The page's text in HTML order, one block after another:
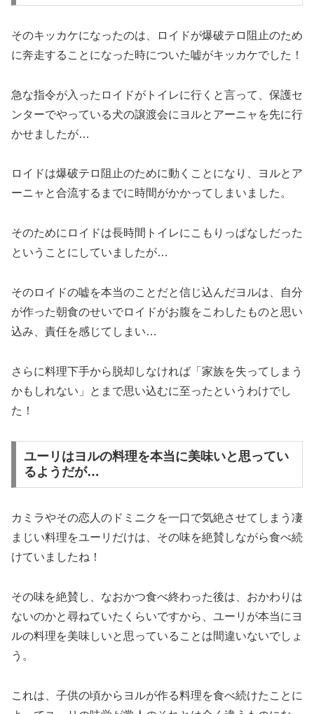
そのキッカケになったのは、ロイドが爆破テロ阻止のため
に奔走することになった時についた嘘がキッカケでした！
急な指令が入ったロイドがトイレに行くと言って、保護セ
ンターでやっている犬の譲渡会にヨルとアーニャを先に行
かせましたが…
ロイドは爆破テロ阻止のために動くことになり、ヨルとア
ーニャと合流するまでに時間がかかってしまいました。
そのためにロイドは長時間トイレにこもりっぱなしだった
ということにしていましたが…
そのロイドの嘘を本当のことだと信じ込んだヨルは、自分
が作った朝食のせいでロイドがお腹をこわしたものと思い
込み、責任を感じてしまい…
さらに料理下手から脱却しなければ「家族を失ってしまう
かもしれない」とまで思い込むに至ったというわけでし
た！
ユーリはヨルの料理を本当に美味いと思ってい
るようだが…
カミラやその恋人のドミニクを一口で気絶させてしまう凄
まじい料理をユーリだけは、その味を絶賛しながら食べ続
けていましたね！
その味を絶賛し、なおかつ食べ終わった後は、おかわりは
ないのかと尋ねていたくらいですから、ユーリが本当にヨ
ルの料理を美味しいと思っていることは間違いないでしょ
う。
これは、子供の頃からヨルが作る料理を食べ続けたことに